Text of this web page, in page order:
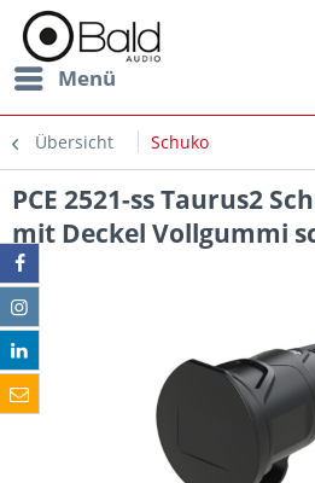
Menü
Übersicht Schuko
PCE 2521-ss Taurus2
mit Deckel Vollgummi